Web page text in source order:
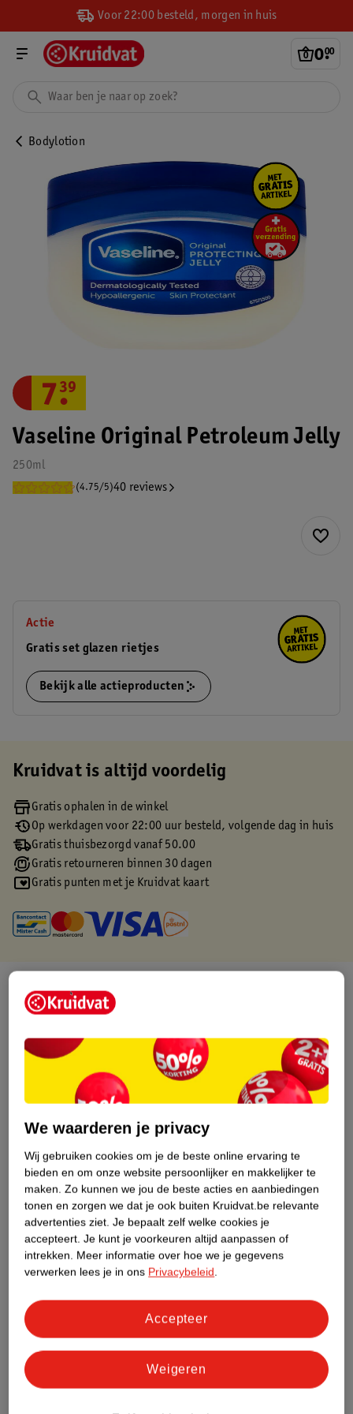
Voor 22:00 besteld, morgen in huis
0.
00
Bodylotion
Vaseline Original Petroleum Jelly
250ml
(4.75/5)40 reviews
7.
39
Actie
Gratis set glazen rietjes
Bekijk alle actieproducten
Kruidvat is altijd voordelig
Gratis ophalen in de winkel
Op werkdagen voor 22:00 uur besteld, volgende dag in huis
Gratis thuisbezorgd vanaf 50.00
Gratis retourneren binnen 30 dagen
Gratis punten met je Kruidvat kaart
Over dit product
Etiketinformatie
Dit product heeft (nog) geen Nature
Impact Score.
Meer informatie
Bestel & Bezorginformatie
Bekijk ook
Meer
Hoe controleren wij de reviews?
We waarderen je privacy
Wij gebruiken cookies om je de beste online ervaring te
bieden en om onze website persoonlijker en makkelijker te
maken. Zo kunnen we jou de beste acties en aanbiedingen
tonen en zorgen we dat je ook buiten Kruidvat.be relevante
advertenties ziet. Je bepaalt zelf welke cookies je
accepteert. Je kunt je voorkeuren altijd aanpassen of
intrekken. Meer informatie over hoe we je gegevens
verwerken lees je in ons Privacybeleid.
Weigeren
Accepteer